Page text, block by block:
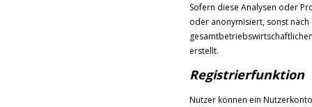
Sofern diese Analysen oder
oder anonymisiert, sonst nach
erstellt.
Registrierfunktion
Nutzer können ein